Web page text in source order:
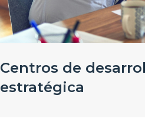
Centros de
estratégica